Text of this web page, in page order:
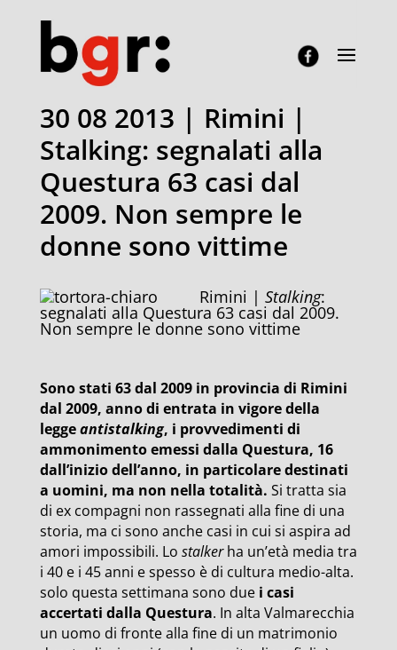
30 08 2013 | Rimini |
Stalking: segnalati alla
Questura 63 casi dal
2009. Non sempre le
donne sono vittime
Rimini | Stalking:
segnalati alla Questura 63 casi dal 2009.
Non sempre le donne sono vittime
Sono stati 63 dal 2009 in provincia di Rimini
dal 2009, anno di entrata in vigore della
leggeantistalking, i provvedimenti di
ammonimento emessi dalla Questura, 16
dall’inizio dell’anno, in particolare destinati
a uomini, ma non nella totalità. Si tratta sia
di ex compagni non rassegnati alla fine di una
storia, ma ci sono anche casi in cui si aspira ad
amori impossibili. Lo stalkerha un’età media tra
i 40 e i 45 anni e spesso è di cultura medio-alta.
solo questa settimana sono duei casi
accertati dalla Questura. In alta Valmarecchia
un uomo di fronte alla fine di un matrimonio